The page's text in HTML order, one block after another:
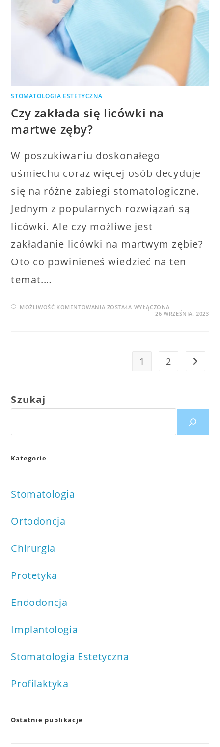
STOMATOLOGIA ESTETYCZNA
Czy zakłada się licówki na
martwe zęby?
W poszukiwaniu doskonałego
uśmiechu coraz więcej osób decyduje
się na różne zabiegi stomatologiczne.
Jednym z popularnych rozwiązań są
licówki. Ale czy możliwe jest
zakładanie licówki na martwym zębie?
Oto co powinieneś wiedzieć na ten
temat.…
MOŻLIWOŚĆ KOMENTOWANIA CZY
ZOSTAŁA WYŁĄCZONA
26 WRZEŚNIA, 2023
1 2 Go to
Szukaj
Kategorie
Stomatologia
Ortodoncja
Chirurgia
Protetyka
Endodoncja
Implantologia
Stomatologia Estetyczna
Profilaktyka
Ostatnie publikacje